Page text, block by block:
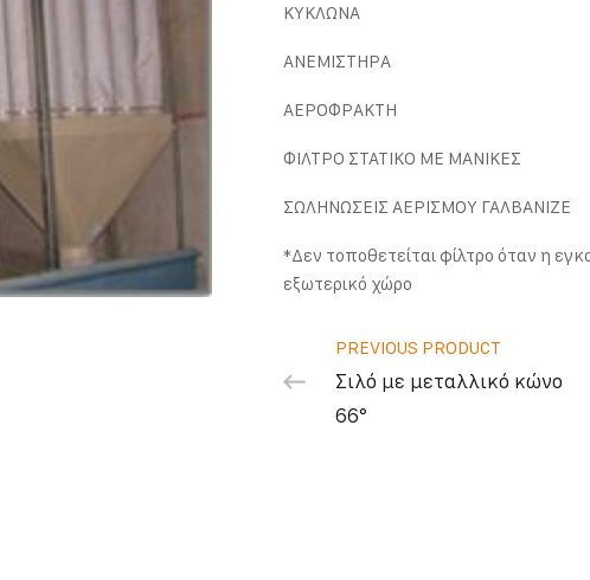
ΚΥΚΛΩΝΑ
ΑΝΕΜΙΣΤΗΡΑ
ΑΕΡΟΦΡΑΚΤΗ
ΦΙΛΤΡΟ ΣΤΑΤΙΚΟ ΜΕ ΜΑΝΙΚΕΣ
ΣΩΛΗΝΩΣΕΙΣ ΑΕΡΙΣΜΟΥ ΓΑΛΒΑΝΙΖΕ
*Δεν τοποθετείται φίλτρο όταν η
εξωτερικό χώρο
PREVIOUS PRODUCT
Σιλό με μεταλλικό κώνο
66°